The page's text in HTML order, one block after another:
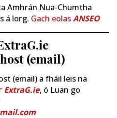
Amhrán Nua-Chumtha
á lorg. Gach eolasANSEO
(email)
(email) a fháil leis na
ExtraG.ie, ó Luan go